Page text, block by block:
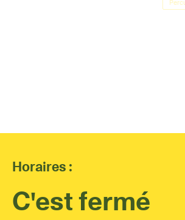
Horaires :
C'est fermé